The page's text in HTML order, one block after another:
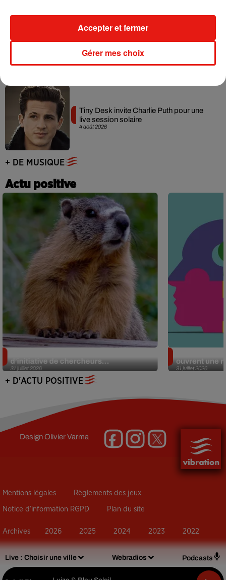
Live : Choisir une ville Webradios Podcasts
Benny Blanco invite Selena Gomez et
Becky G sur son nouveau single
4 août 2026
Tiny Desk invite Charlie Puth pour une
live session solaire
+ DE MUSIQUE
Actu positive
31 juillet 2026
d’initiative de chercheurs...
31 juillet 2026
ouvrent une
+ D'ACTU POSITIVE
DesignOlivier Varma
Mentions légales Règlements des jeux
Notice d’information RGPD Plan du site
Archives 2026 2025 2024 2023 2022
Gérer mes choix
Accepter et fermer